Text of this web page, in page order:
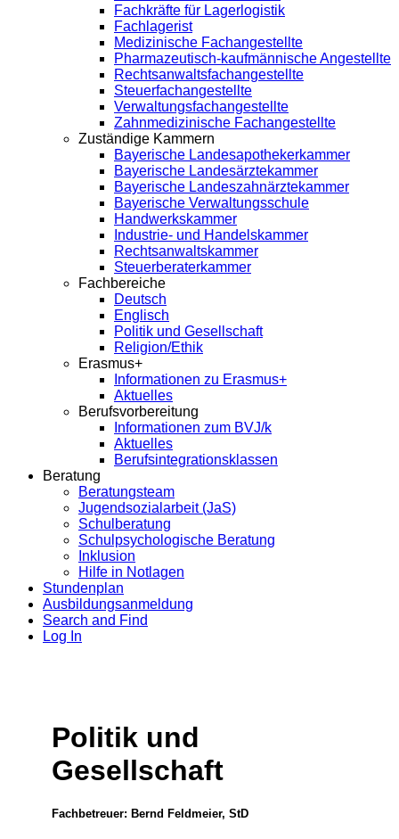
Fachkräfte für Lagerlogistik
Fachlagerist
Medizinische Fachangestellte
Pharmazeutisch-kaufmännische Angestellte
Rechtsanwaltsfachangestellte
Steuerfachangestellte
Verwaltungsfachangestellte
Zahnmedizinische Fachangestellte
Zuständige Kammern
Bayerische Landesapothekerkammer
Bayerische Landesärztekammer
Bayerische Landeszahnärztekammer
Bayerische Verwaltungsschule
Handwerkskammer
Industrie- und Handelskammer
Rechtsanwaltskammer
Steuerberaterkammer
Fachbereiche
Deutsch
Englisch
Politik und Gesellschaft
Religion/Ethik
Erasmus+
Informationen zu Erasmus+
Aktuelles
Berufsvorbereitung
Informationen zum BVJ/k
Aktuelles
Berufsintegrationsklassen
Beratung
Beratungsteam
Jugendsozialarbeit (JaS)
Schulberatung
Schulpsychologische Beratung
Inklusion
Hilfe in Notlagen
Stundenplan
Ausbildungsanmeldung
Search and Find
Log In
Politik und
Gesellschaft
Fachbetreuer: Bernd Feldmeier, StD